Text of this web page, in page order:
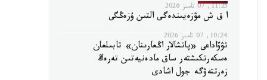
11:25, 07 تامىز 2026
ا ق ش مۋزەيىندەگى التىن ۇزەڭگى
10:24, 07 تامىز 2026
تۋۆاداعى «پاتشالار اڭعارىنان» تابىلعان
ەسكەرتكىشتەر ساق مادەنيەتىن تەرەڭ
زەرتتەۋگە جول اشادى